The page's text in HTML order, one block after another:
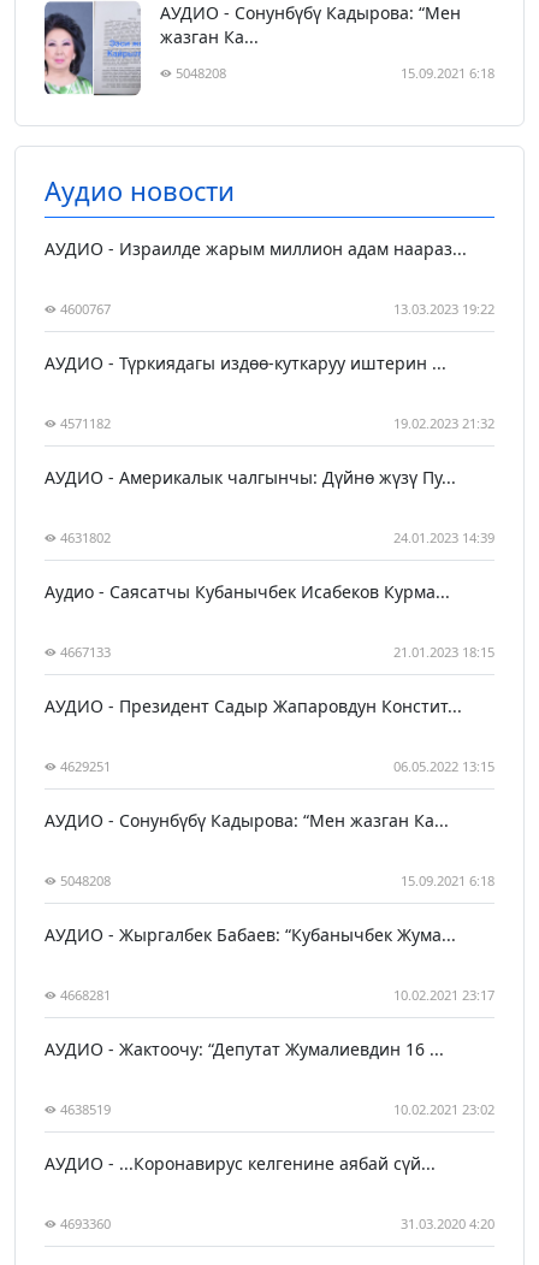
АУДИО - Сонунбүбү Кадырова: “Мен
жазган Ка...
5048208 15.09.2021 6:18
Аудио новости
АУДИО - Израилде жарым миллион адам наараз...
4600767 13.03.2023 19:22
АУДИО - Түркиядагы издөө-куткаруу иштерин ...
4571182 19.02.2023 21:32
АУДИО - Америкалык чалгынчы: Дүйнө жүзү Пу...
4631802 24.01.2023 14:39
Аудио - Саясатчы Кубанычбек Исабеков Курма...
4667133 21.01.2023 18:15
АУДИО - Президент Садыр Жапаровдун Констит...
4629251 06.05.2022 13:15
АУДИО - Сонунбүбү Кадырова: “Мен жазган Ка...
5048208 15.09.2021 6:18
АУДИО - Жыргалбек Бабаев: “Кубанычбек Жума...
4668281 10.02.2021 23:17
АУДИО - Жактоочу: “Депутат Жумалиевдин 16 ...
4638519 10.02.2021 23:02
АУДИО - ...Коронавирус келгенине аябай сүй...
4693360 31.03.2020 4:20